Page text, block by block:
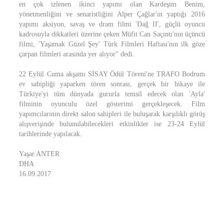
en çok izlenen ikinci yapımı olan Kardeşim Benim,
yönetmenliğini ve senaristliğini Alper Çağlar'ın yaptığı 2016
yapımı aksiyon, savaş ve dram filmi 'Dağ II', güçlü oyuncu
kadrosuyla dikkatleri üzerine çeken Müfit Can Saçıntı'nın üçüncü
filmi, 'Yaşamak Güzel Şey' Türk Filmleri Haftası'nın ilk göze
çarpan filmleri arasında yer alıyor" dedi.
22 Eylül Cuma akşamı SİSAY Ödül Töreni'ne TRAFO Bodrum
ev sahipliği yaparken tören sonrası, gerçek bir hikaye ile
Türkiye'yi tüm dünyada gururla temsil edecek olan 'Ayla'
filminin oyunculu özel gösterimi gerçekleşecek. Film
yapımcılarının direkt salon sahipleri ile buluşarak karşılıklı görüş
alışverişinde bulunulabilecekleri etkinlikler ise 23-24 Eylül
tarihlerinde yapılacak.
Yaşar ANTER
DHA
16.09.2017